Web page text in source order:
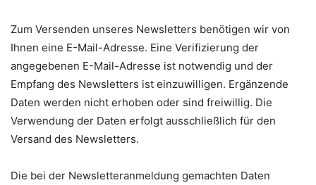
Zum Versenden unseres Newsletters benötigen wir von
Ihnen eine E-Mail-Adresse. Eine Verifizierung der
angegebenen E-Mail-Adresse ist notwendig und der
Empfang des Newsletters ist einzuwilligen. Ergänzende
Daten werden nicht erhoben oder sind freiwillig. Die
Verwendung der Daten erfolgt ausschließlich für den
Versand des Newsletters.
Die bei der Newsletteranmeldung gemachten Daten